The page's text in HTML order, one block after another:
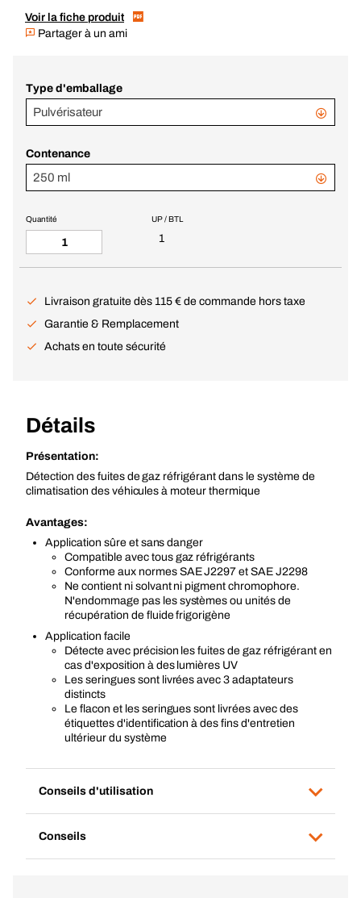
Voir la fiche produit
Partager à un ami
Type d'emballage
Pulvérisateur
Contenance
250 ml
UP / BTL
1
Quantité
Livraison gratuite dès 115 € de commande hors taxe
Garantie & Remplacement
Achats en toute sécurité
Détails
Présentation:
Détection des fuites de gaz réfrigérant dans le système de
climatisation des véhicules à moteur thermique
Avantages:
Application sûre et sans danger
Compatible avec tous gaz réfrigérants
Conforme aux normes SAE J2297 et SAE J2298
Ne contient ni solvant ni pigment chromophore.
N'endommage pas les systèmes ou unités de
récupération de fluide frigorigène
Application facile
Détecte avec précision les fuites de gaz réfrigérant en
cas d'exposition à des lumières UV
Les seringues sont livrées avec 3 adaptateurs
distincts
Le flacon et les seringues sont livrées avec des
étiquettes d'identification à des fins d'entretien
ultérieur du système
Conseils d'utilisation
Conseils